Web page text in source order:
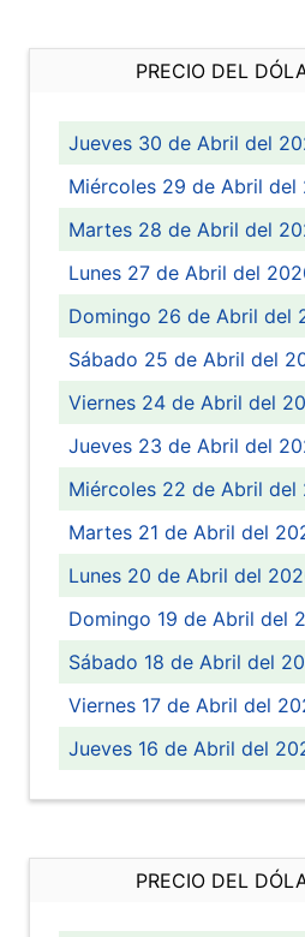
PRECIO DEL
Jueves 30 de Abril del
Miércoles 29 de Abril del
Martes 28 de Abril del
Lunes 27 de Abril del
Domingo 26 de Abril del
Sábado 25 de Abril del
Viernes 24 de Abril del
Jueves 23 de Abril del
Miércoles 22 de Abril del
Martes 21 de Abril del
Lunes 20 de Abril del
Domingo 19 de Abril del
Sábado 18 de Abril del
Viernes 17 de Abril del
Jueves 16 de Abril del
PRECIO DEL